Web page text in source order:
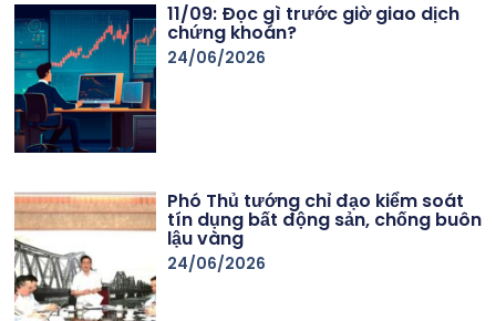
11/09: Đọc gì trước giờ giao dịch
chứng khoán?
24/06/2026
Phó Thủ tướng chỉ đạo kiểm soát
tín dụng bất động sản, chống buôn
lậu vàng
24/06/2026